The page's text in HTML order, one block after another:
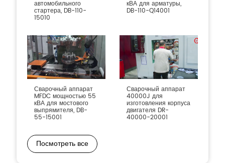
автомобильного
стартера, DB-110-
15010
кВА для арматуры,
DB-110-Q14001
Сварочный аппарат
MFDC мощностью 55
кВА для мостового
выпрямителя, DB-
55-15001
Сварочный аппарат
40000J для
изготовления корпуса
двигателя DR-
40000-20001
Посмотреть все